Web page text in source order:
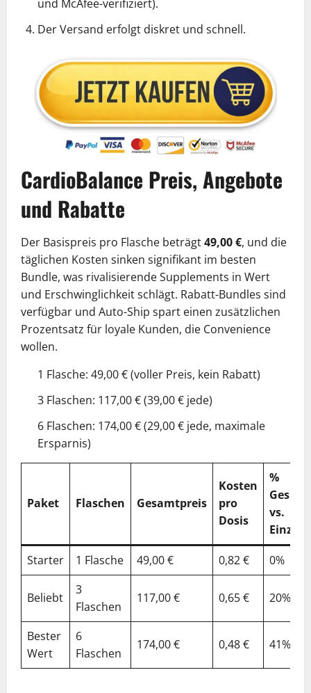
und McAfee-verifiziert).
Der Versand erfolgt diskret und schnell.
CardioBalance Preis, Angebote
und Rabatte
Der Basispreis pro Flasche beträgt49,00 €, und die
täglichen Kosten sinken signifikant im besten
Bundle, was rivalisierende Supplements in Wert
und Erschwinglichkeit schlägt. Rabatt-Bundles sind
verfügbar und Auto-Ship spart einen zusätzlichen
Prozentsatz für loyale Kunden, die Convenience
wollen.
1 Flasche: 49,00 € (voller Preis, kein Rabatt)
3 Flaschen: 117,00 € (39,00 € jede)
6 Flaschen: 174,00 € (29,00 € jede, maximale
Ersparnis)
Paket Flaschen Gesamtpreis
Kosten
pro
Dosis
%
vs.
Einzel
Starter
1 Flasche 49,00 € 0,82 € 0%
Beliebt
3
Flaschen
117,00 € 0,65 € 20%
Bester
Wert
6
Flaschen
174,00 € 0,48 € 41%